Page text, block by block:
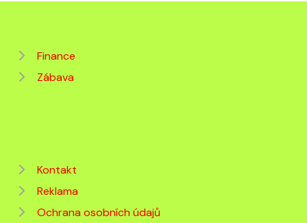
Finance
Zábava
Kontakt
Reklama
Ochrana osobních údajů